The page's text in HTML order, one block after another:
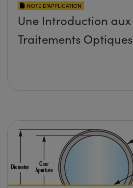
NOTE D’APPLICATION
Une Introduction aux
Traitements Optiques